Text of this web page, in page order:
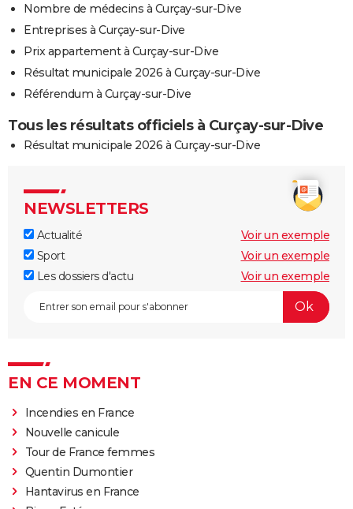
Nombre de médecins à Curçay-sur-Dive
Entreprises à Curçay-sur-Dive
Prix appartement à Curçay-sur-Dive
Résultat municipale 2026 à Curçay-sur-Dive
Référendum à Curçay-sur-Dive
Tous les résultats officiels à Curçay-sur-Dive
Résultat municipale 2026 à Curçay-sur-Dive
NEWSLETTERS
Actualité
Voir un exemple
Sport
Voir un exemple
Les dossiers d'actu
Voir un exemple
EN CE MOMENT
Incendies en France
Nouvelle canicule
Tour de France femmes
Quentin Dumontier
Hantavirus en France